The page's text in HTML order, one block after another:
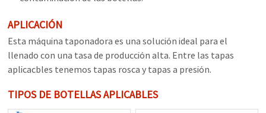
APLICACIÓN
Esta máquina taponadora es una solución ideal para el
llenado con una tasa de producción alta. Entre las tapas
aplicacbles tenemos tapas rosca y tapas a presión.
TIPOS DE BOTELLAS APLICABLES